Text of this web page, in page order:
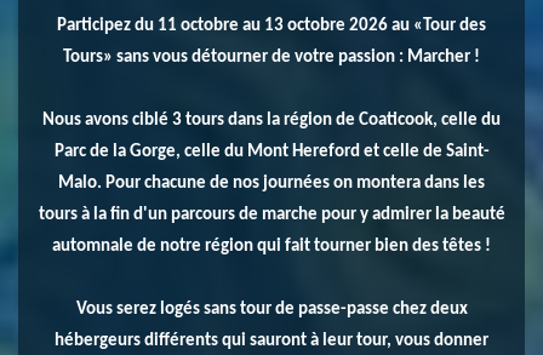
Participez du 11 octobre au 13 octobre 2026 au «Tour des
Tours» sans vous détourner de votre passion : Marcher !
Nous avons ciblé 3 tours dans la région de Coaticook, celle du
Parc de la Gorge, celle du Mont Hereford et celle de Saint-
Malo. Pour chacune de nos journées on montera dans les
tours à la fin d'un parcours de marche pour y admirer la beauté
automnale de notre région qui fait tourner bien des têtes !
Vous serez logés sans tour de passe-passe chez deux
hébergeurs différents qui sauront à leur tour, vous donner